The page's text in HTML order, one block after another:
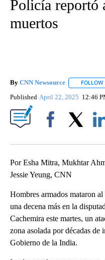
Policía reportó
muertos
By CNN Newsource FOLLOW
Published April 22, 2025 12:46
Por Esha Mitra, Mukhtar
Jessie Yeung, CNN
Hombres armados mataron
una decena más en la
Cachemira este martes, un
zona asolada por décadas
Gobierno de la India.